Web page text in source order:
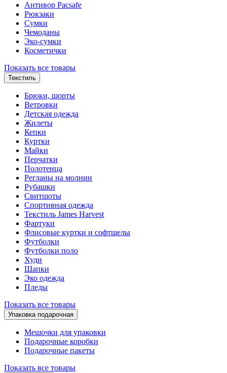
Антивор Pacsafe
Рюкзаки
Сумки
Чемоданы
Эко-сумки
Косметички
Показать все товары
Текстиль
Брюки, шорты
Ветровки
Детская одежда
Жилеты
Кепки
Куртки
Майки
Перчатки
Полотенца
Регланы на молнии
Рубашки
Свитшоты
Спортивная одежда
Текстиль James Harvest
Фартуки
Флисовые куртки и софтшелы
Футболки
Футболки поло
Худи
Шапки
Эко одежда
Пледы
Показать все товары
Упаковка подарочная
Мешочки для упаковки
Подарочные коробки
Подарочные пакеты
Показать все товары